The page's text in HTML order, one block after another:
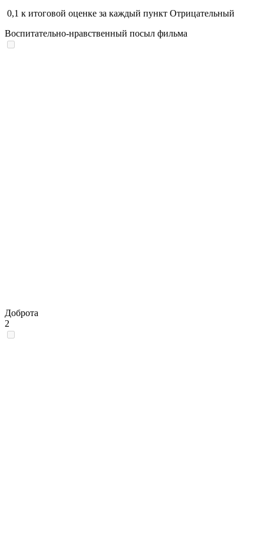
0,1 к итоговой оценке за каждый пункт Отрицательный
Воспитательно-нравственный посыл фильма
Доброта
2